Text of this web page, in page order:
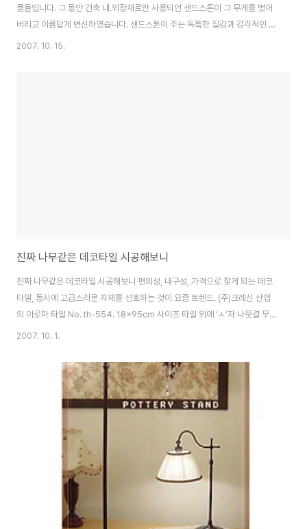
품들입니다. 그 동안 건축 내.외장재로만 사용되던 샌드스톤이 그 무게를 벗어
버리고 아름답게 변신하였습니다. 샌드스톤이 주는 독특한 질감과 감각적인 디
자인이 만나 이들을 보면 마치 하나의 작품을 보는 듯합니다. 샌드스톤은 집이
2007. 10. 15.
진짜 나무같은 데코타일 시공해보니
진짜 나무같은 데코타일 시공해보니 편의성, 내구성, 가격으로 찾게 되는 데코
타일, 동시에 고급스러운 자재를 선호하는 것이 요즘 트렌드. (주)크레신 산업
의 아로마 타일 No. th-554. 18×95cm 사이즈 타일 위에 ‘ㅅ’자 나뭇결 무늬
가 프린트되어 있다. 상·하를 바꿔가며 지그재그 모양이 나오도록 연출하면 외
만원(시공비 불포함) 왜 데코 타일인가? 데코 타일은 주로 저렴한 가격의 바닥
재를 쓰는 상업용 공간에 많이 시공되었다. PVC 소재에 대리석, 우드, 메탈 등
다양한 색상과 패턴을 인쇄한 것이기 때문에 선택의 폭이 넓어, 현재도 식당이
나 일반 가게의 바닥 마감재로는 부동의 인기를 누리고 있다. 물론 예전에도 ‘..
2007. 10. 1.